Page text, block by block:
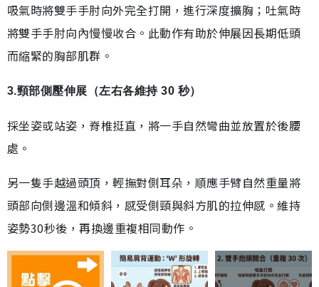
吸氣時將雙手手肘向外完全打開，進行深度擴胸；吐氣時
將雙手手肘向內慢慢收合。此動作有助於伸展因長期低頭
而縮緊的胸部肌群。
3.頸部側壓伸展（左右各維持 30 秒）
採坐姿或站姿，脊椎挺直，將一手自然彎曲並放置於後腰
處。
另一隻手越過頭頂，輕撫對側耳朵，順應手臂自然重量將
頭部向側邊溫和傾斜，感受側頸與斜方肌的拉伸感。維持
姿勢30秒後，再換邊重複相同動作。